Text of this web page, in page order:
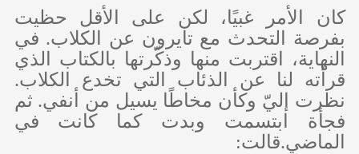
كان الأمر غبيًا، لكن على الأقل حظيت
بفرصة التحدث مع تايرون عن الكلاب. في
النهاية، اقتربت منها وذكّرتها بالكتاب الذي
قرأته لنا عن الذئاب التي تخدع الكلاب.
نظرت إليّ وكأن مخاطًا يسيل من أنفي. ثم
فجأة ابتسمت وبدت كما كانت في
الماضي.قالت: